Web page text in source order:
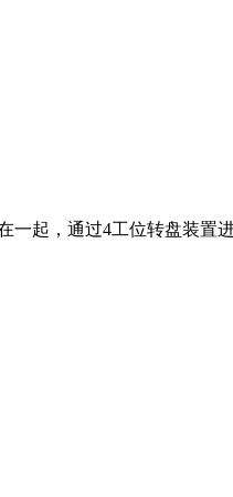
一起，通过4工位转盘装置